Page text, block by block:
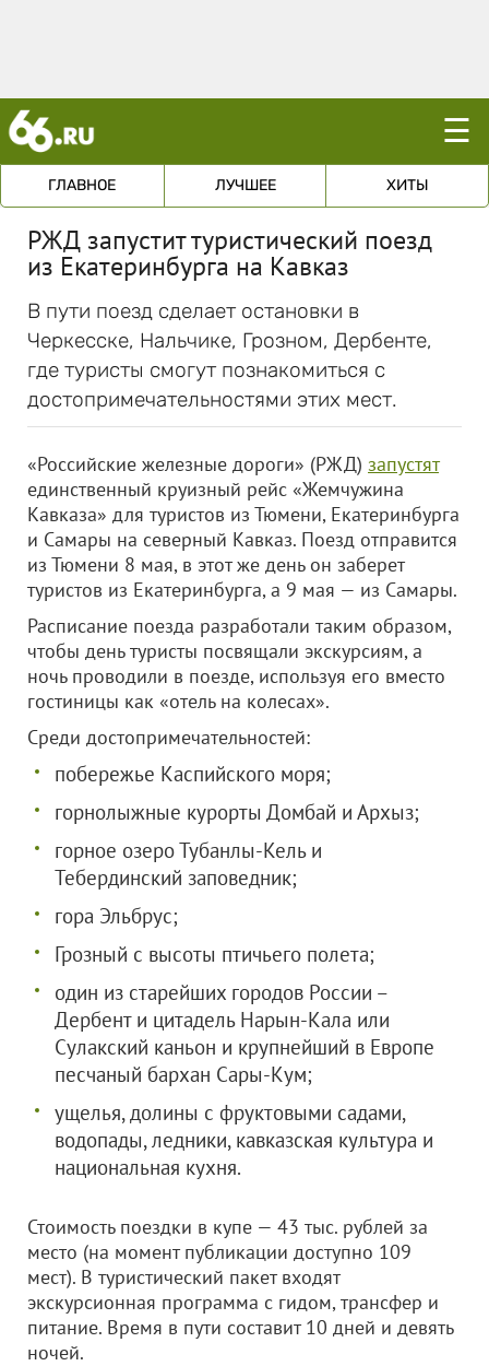
☰
ГЛАВНОЕ ЛУЧШЕЕ ХИТЫ
РЖД запустит туристический поезд
из Екатеринбурга на Кавказ
В пути поезд сделает остановки в
Черкесске, Нальчике, Грозном, Дербенте,
где туристы смогут познакомиться с
достопримечательностями этих мест.
«Российские железные дороги» (РЖД) запустят
единственный круизный рейс «Жемчужина
Кавказа» для туристов из Тюмени, Екатеринбурга
и Самары на северный Кавказ. Поезд отправится
из Тюмени 8 мая, в этот же день он заберет
туристов из Екатеринбурга, а 9 мая — из Самары.
Расписание поезда разработали таким образом,
чтобы день туристы посвящали экскурсиям, а
ночь проводили в поезде, используя его вместо
гостиницы как «отель на колесах».
Среди достопримечательностей:
побережье Каспийского моря;
горнолыжные курорты Домбай и Архыз;
горное озеро Тубанлы-Кель и
Тебердинский заповедник;
гора Эльбрус;
Грозный с высоты птичьего полета;
один из старейших городов России –
Дербент и цитадель Нарын-Кала или
Сулакский каньон и крупнейший в Европе
песчаный бархан Сары-Кум;
ущелья, долины с фруктовыми садами,
водопады, ледники, кавказская культура и
национальная кухня.
Стоимость поездки в купе — 43 тыс. рублей за
место (на момент публикации доступно 109
мест). В туристический пакет входят
экскурсионная программа с гидом, трансфер и
питание. Время в пути составит 10 дней и девять
ночей.